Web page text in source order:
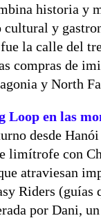
historia y
cultural y
la calle del
compras de
y North
Loop en las
desde
limítrofe con
atraviesan
Riders (guías
por Dani,